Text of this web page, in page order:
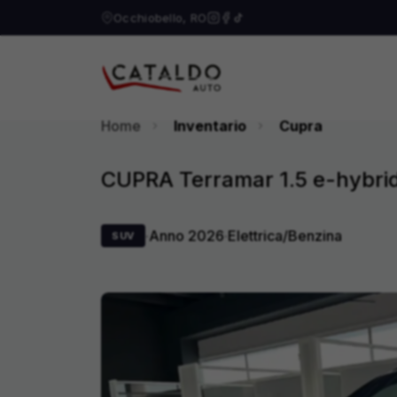
Occhiobello, RO
Home Inventario Cupra
CUPRA Terramar 1.5 e-
SUV Anno 2026· Elettrica/Benzina